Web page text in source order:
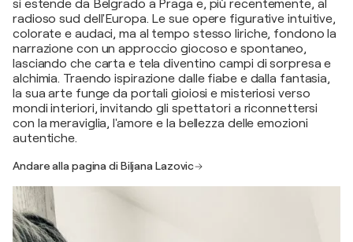
si estende da Belgrado a Praga e, più recentemente, al
radioso sud dell'Europa. Le sue opere figurative intuitive,
colorate e audaci, ma al tempo stesso liriche, fondono la
narrazione con un approccio giocoso e spontaneo,
lasciando che carta e tela diventino campi di sorpresa e
alchimia. Traendo ispirazione dalle fiabe e dalla fantasia,
la sua arte funge da portali gioiosi e misteriosi verso
mondi interiori, invitando gli spettatori a riconnettersi
con la meraviglia, l'amore e la bellezza delle emozioni
autentiche.
Andare alla pagina di Biljana Lazovic